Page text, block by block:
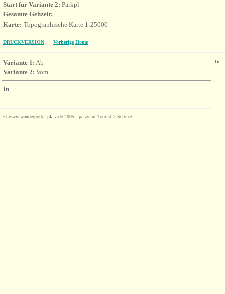
Start für Variante 2: Parkpl
Gesamte Gehzeit:
Karte: Topographische Karte 1:25000
DRUCKVERSION Vorherige Home
Variante 1: Ab
Variante 2: Vom
In
© www.wanderportal-pfalz.de 2005 - palzvisit Touristik-Service
In